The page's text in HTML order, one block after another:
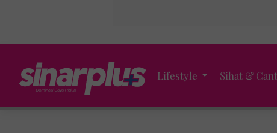
Lifestyle Sihat &